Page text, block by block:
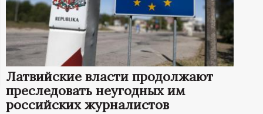
р
м
а
ц
Латвийские власти продолжают
преследовать неугодных им
российских журналистов